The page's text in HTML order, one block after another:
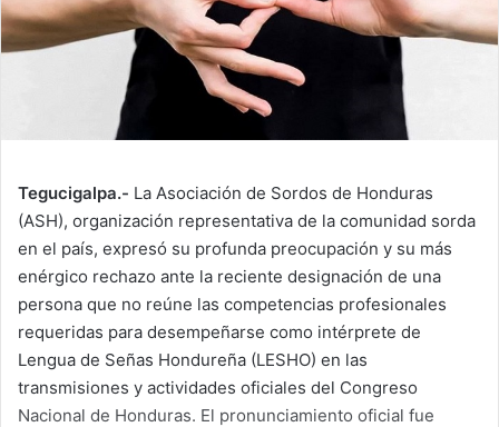
Tegucigalpa.- La Asociación de Sordos de Honduras
(ASH), organización representativa de la comunidad sorda
en el país, expresó su profunda preocupación y su más
enérgico rechazo ante la reciente designación de una
persona que no reúne las competencias profesionales
requeridas para desempeñarse como intérprete de
Lengua de Señas Hondureña (LESHO) en las
transmisiones y actividades oficiales del Congreso
Nacional de Honduras. El pronunciamiento oficial fue